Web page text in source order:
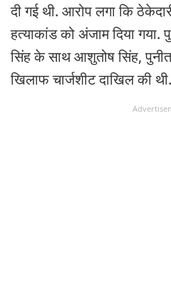
दी गई थी. आरोप लगा कि
हत्याकांड को अंजाम दिया
सिंह के साथ आशुतोष सिंह,
खिलाफ चार्जशीट दाखिल की थी.